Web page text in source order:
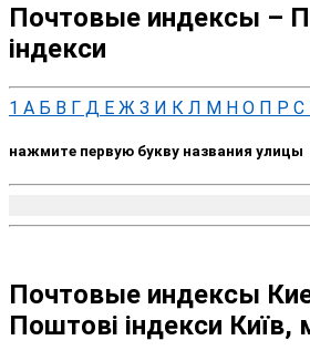
Почтовые индексы –
індекси
1 А Б В Г Д Е Ж З И К Л М Н О П Р С
нажмите первую букву названия улицы
Почтовые индексы
Поштові індекси Київ,